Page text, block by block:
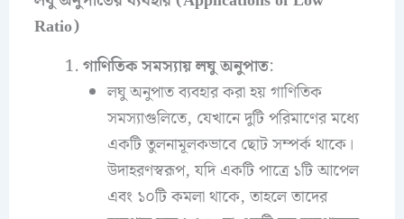
Ratio)
গাণিতিক সমস্যায় লঘু অনুপাত:
লঘু অনুপাত ব্যবহার করা হয় গাণিতিক
সমস্যাগুলিতে, যেখানে দুটি পরিমাণের মধ্যে
একটি তুলনামূলকভাবে ছোট সম্পর্ক থাকে।
উদাহরণস্বরূপ, যদি একটি পাত্রে ১টি আপেল
এবং ১০টি কমলা থাকে, তাহলে তাদের